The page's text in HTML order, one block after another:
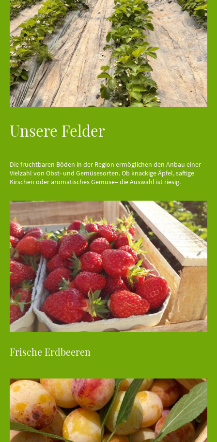
Unsere Felder
Die fruchtbaren Böden in der Region ermöglichen den Anbau einer
Vielzahl von Obst- und Gemüsesorten. Ob knackige Äpfel, saftige
Kirschen oder aromatisches Gemüse– die Auswahl ist riesig.
Frische Erdbeeren